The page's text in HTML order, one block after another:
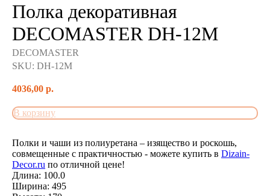
Полка декоративная
DECOMASTER DH-12M
DECOMASTER
SKU: DH-12M
4036,00 р.
В корзину
Полки и чаши из полиуретана – изящество и роскошь,
совмещенные с практичностью - можете купить в Dizain-
Decor.ru по отличной цене!
Длина: 100.0
Ширина: 495